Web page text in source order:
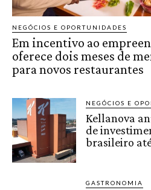
NEGÓCIOS E OPORTUNIDADES
Em incentivo ao
oferece dois meses de
para novos restaurantes
NEGÓCIOS E
Kellanova
de
brasileiro
GASTRONOMIA